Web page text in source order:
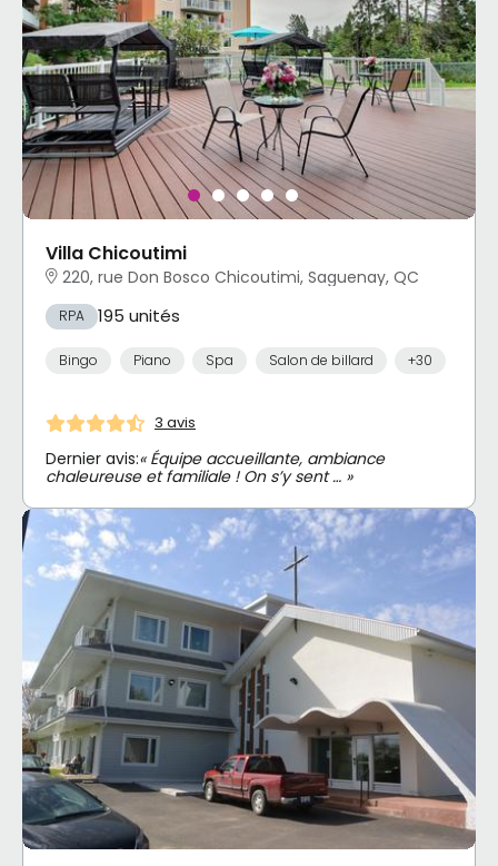
Villa Chicoutimi
220, rue Don Bosco Chicoutimi, Saguenay, QC
RPA 195 unités
Bingo Piano Spa Salon de billard +30
3 avis
Dernier avis:« Équipe accueillante, ambiance
chaleureuse et familiale ! On s’y sent … »